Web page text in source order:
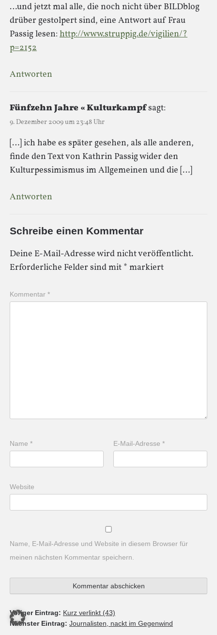
…und jetzt mal alle, die noch nicht über BILDblog
drüber gestolpert sind, eine Antwort auf Frau
Passig lesen: http://www.struppig.de/vigilien/?
p=2152
Antworten
Fünfzehn Jahre « Kulturkampfsagt:
9. Dezember 2009 um 23:48 Uhr
[…] ich habe es später gesehen, als alle anderen,
finde den Text von Kathrin Passig wider den
Kulturpessimismus im Allgemeinen und die […]
Antworten
Schreibe einen Kommentar
Deine E-Mail-Adresse wird nicht veröffentlicht.
Erforderliche Felder sind mit * markiert
Kommentar *
Name * E-Mail-Adresse*
Website
Name, E-Mail-Adresse und Website in diesem Browser für
meinen nächsten Kommentar speichern.
Voriger Eintrag: Kurz verlinkt (43)
Nächster Eintrag: Journalisten, nackt im Gegenwind